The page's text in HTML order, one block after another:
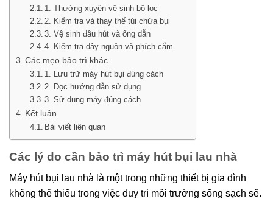
1. Thường xuyên vệ sinh bộ lọc
2. Kiểm tra và thay thế túi chứa bụi
3. Vệ sinh đầu hút và ống dẫn
4. Kiểm tra dây nguồn và phích cắm
Các mẹo bảo trì khác
1. Lưu trữ máy hút bụi đúng cách
2. Đọc hướng dẫn sử dụng
3. Sử dụng máy đúng cách
Kết luận
Bài viết liên quan
Các lý do cần bảo trì máy hút bụi lau nhà
Máy hút bụi lau nhà là một trong những thiết bị gia đình
không thể thiếu trong việc duy trì môi trường sống sạch sẽ.